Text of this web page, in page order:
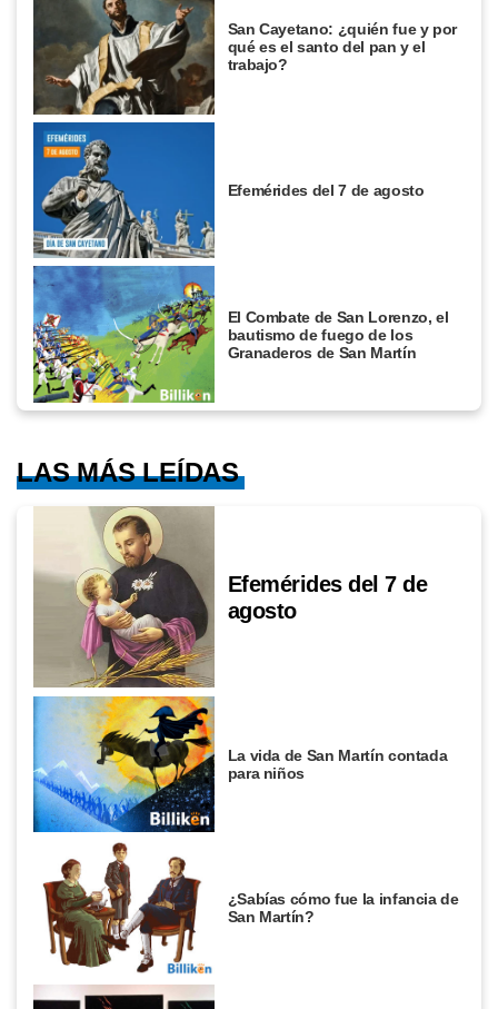
San Cayetano: ¿quién fue y por
qué es el santo del pan y el
trabajo?
Efemérides del 7 de agosto
El Combate de San Lorenzo, el
bautismo de fuego de los
Granaderos de San Martín
LAS MÁS LEÍDAS
Efemérides del 7 de
agosto
La vida de San Martín contada
para niños
¿Sabías cómo fue la infancia de
San Martín?